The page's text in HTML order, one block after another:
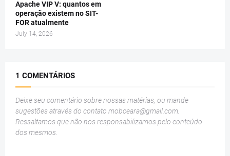
Apache VIP V: quantos em
operação existem no SIT-
FOR atualmente
July 14, 2026
1 COMENTÁRIOS
Deixe seu comentário sobre nossas matérias, ou mande
sugestões através do contato mobceara@gmail.com.
Ressaltamos que não nos responsabilizamos pelo conteúdo
dos mesmos.